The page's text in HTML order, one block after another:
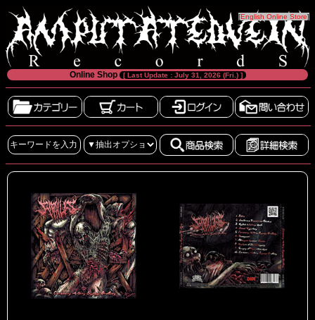
[English Online Store]
Online Shop [ Last Update : July 31, 2026 (Fri.) ]